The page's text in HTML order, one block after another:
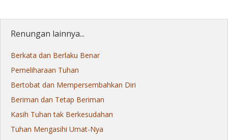
Renungan lainnya...
Berkata dan Berlaku Benar
Pemeliharaan Tuhan
Bertobat dan Mempersembahkan Diri
Beriman dan Tetap Beriman
Kasih Tuhan tak Berkesudahan
Tuhan Mengasihi Umat-Nya